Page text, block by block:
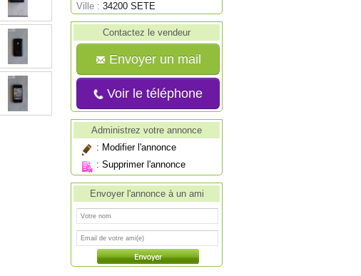
Ville : 34200 SETE
Contactez le vendeur
Envoyer un mail
Voir le téléphone
Administrez votre annonce
: Modifier l'annonce
: Supprimer l'annonce
Envoyer l'annonce à un ami